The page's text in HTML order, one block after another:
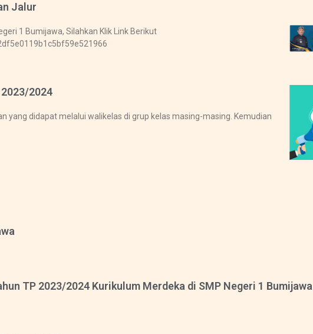
Jalur
1 Bumijawa, Silahkan Klik Link Berikut
2023/2024
yang didapat melalui walikelas di grup kelas masing-masing. Kemudian
TP 2023/2024 Kurikulum Merdeka di SMP Negeri 1 Bumijawa